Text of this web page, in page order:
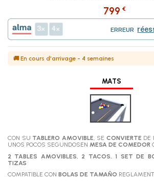
799 €
3 4 ERREUR
🚚 En cours d'arrivage - 4 semaines
MATS
Gris
CON SU TABLERO AMOVIBLE, SE CONVIERTE DE
UNOS POCOS SEGUNDOSEN MESA DE COMEDOR
2 TABLES AMOVIBLES, 2 TACOS, 1 SET DE
TIZAS
COMPATIBLE CON BOLAS DE TAMAÑO